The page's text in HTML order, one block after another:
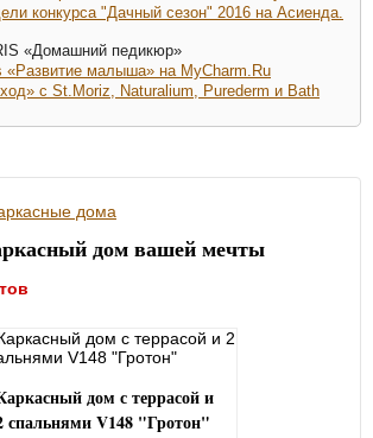
конкурса "Дачный сезон" 2016 на Асиенда.
«Домашний педикюр»
«Развитие малыша» на MyCharm.Ru
с St.Moriz, Naturalium, Purederm и Bath
дом вашей мечты
дом с террасой и
спальнями V148 "Гротон"